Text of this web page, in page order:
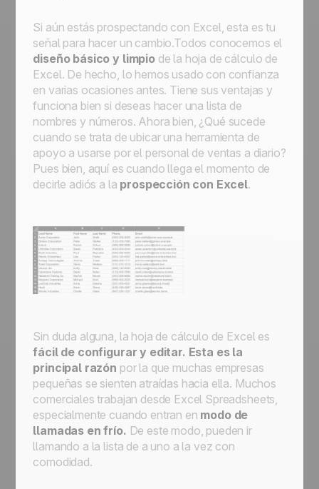
Si aún estás prospectando con Excel, esta es tu
señal para hacer un cambio.Todos conocemos el
diseño básico y limpiode la hoja de cálculo de
Excel. De hecho, lo hemos usado con confianza
en varias ocasiones antes. Tiene sus ventajas y
funciona bien si deseas hacer una lista de
nombres y números. Ahora bien, ¿Qué sucede
cuando se trata de ubicar una herramienta de
apoyo a usarse por el personal de ventas a diario?
Pues bien, aquí es cuando llega el momento de
decirle adiós a la prospección con Excel.
Sin duda alguna, la hoja de cálculo de Excel es
fácil de configurar y editar. Esta es la
principal razón por la que muchas empresas
pequeñas se sienten atraídas hacia ella. Muchos
comerciales trabajan desde Excel Spreadsheets,
especialmente cuando entran en modo de
llamadas en frío. De este modo, pueden ir
llamando a la lista de a uno a la vez con
comodidad.